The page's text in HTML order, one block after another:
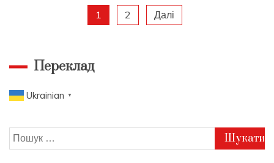
Пагінація
записів
1 2 Далі
Переклад
Ukrainian ▼
Пошук: